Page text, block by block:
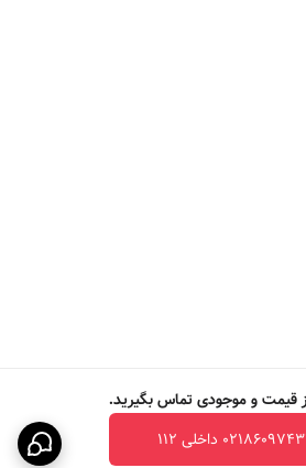
قیمت و موجودی تماس بگیرید.
داخلی 112